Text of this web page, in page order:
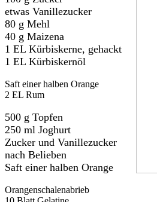
etwas Vanillezucker
80 g Mehl
40 g Maizena
1 EL Kürbiskerne, gehackt
1 EL Kürbiskernöl
Saft einer halben Orange
2 EL Rum
500 g Topfen
250 ml Joghurt
Zucker und Vanillezucker
nach Belieben
Saft einer halben Orange
Orangenschalenabrieb